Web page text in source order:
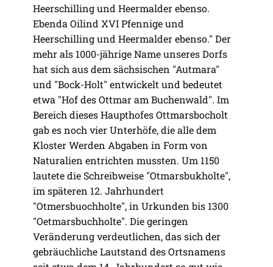
Heerschilling und Heermalder ebenso.
Ebenda Oilind XVI Pfennige und
Heerschilling und Heermalder ebenso." Der
mehr als 1000-jährige Name unseres Dorfs
hat sich aus dem sächsischen "Autmara"
und "Bock-Holt" entwickelt und bedeutet
etwa "Hof des Ottmar am Buchenwald". Im
Bereich dieses Haupthofes Ottmarsbocholt
gab es noch vier Unterhöfe, die alle dem
Kloster Werden Abgaben in Form von
Naturalien entrichten mussten. Um 1150
lautete die Schreibweise "Otmarsbukholte",
im späteren 12. Jahrhundert
"Otmersbuochholte", in Urkunden bis 1300
"Oetmarsbuchholte". Die geringen
Veränderung verdeutlichen, das sich der
gebräuchliche Lautstand des Ortsnamens